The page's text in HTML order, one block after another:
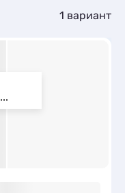
1 вариант